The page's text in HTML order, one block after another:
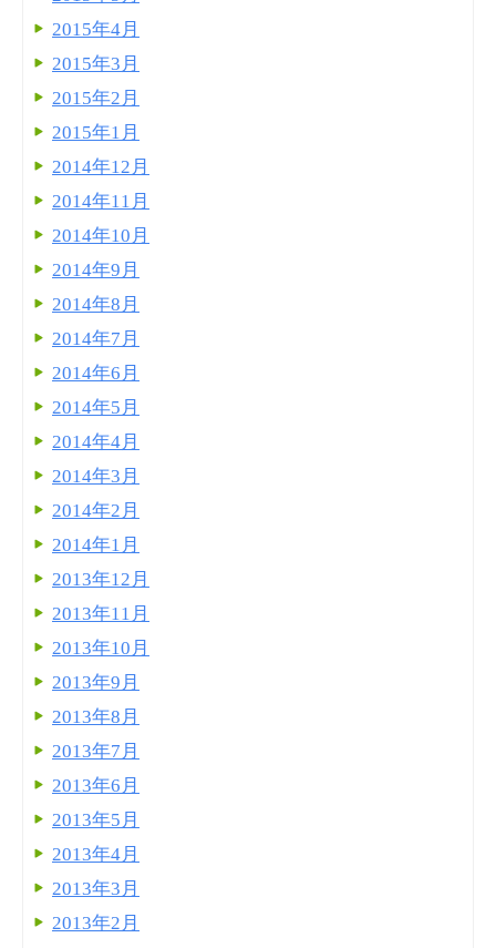
2015年4月
2015年3月
2015年2月
2015年1月
2014年12月
2014年11月
2014年10月
2014年9月
2014年8月
2014年7月
2014年6月
2014年5月
2014年4月
2014年3月
2014年2月
2014年1月
2013年12月
2013年11月
2013年10月
2013年9月
2013年8月
2013年7月
2013年6月
2013年5月
2013年4月
2013年3月
2013年2月